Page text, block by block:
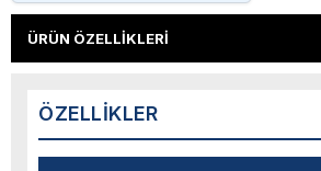
ÜRÜN ÖZELLIKLERI
ÖZELLIKLER